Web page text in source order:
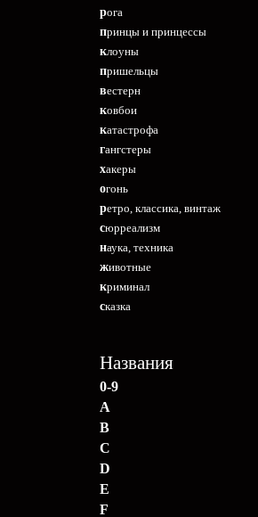
рога
принцы и принцессы
клоуны
пришельцы
вестерн
ковбои
катастрофа
гангстеры
хакеры
огонь
ретро, классика, винтаж
сюрреализм
наука, техника
животные
криминал
сказка
Названия
0-9
A
B
C
D
E
F